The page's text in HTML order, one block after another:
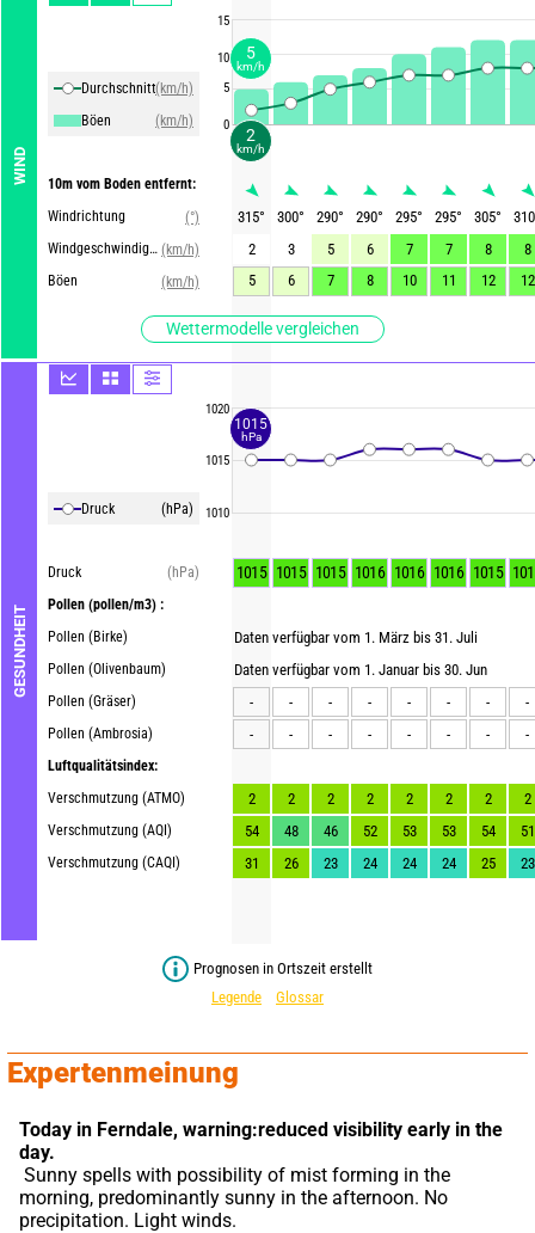
WIND
Durchschnittliche Winde
(km/h)
Böen
(km/h)
10m vom Boden entfernt:
Windrichtung
(°)
Windgeschwindigkeit (km/h)
Böen
(km/h)
Wettermodelle vergleichen
GESUNDHEIT
Druck (hPa)
Druck
(hPa)
Pollen (pollen/m3) :
Pollen (Birke)
Pollen (Olivenbaum)
Pollen (Gräser)
Pollen (Ambrosia)
Luftqualitätsindex:
Verschmutzung (ATMO)
Verschmutzung (AQI)
Verschmutzung (CAQI)
15
10
5
0
1020
1015
1010
315° 300° 290° 290° 295° 295° 305°
310
2
3 5 6 7 7 8
8
5
6 7 8 10 11 12 12
1015 1015 1015 1016 1016 1016 1015
Daten verfügbar vom 1. März bis 31. Juli
Daten verfügbar vom 1. Januar bis 30. Jun
-
- - - - - -
-
-
- - - - - - -
2 2 2 2 2 2 2
2
54
48 46 52 53 53 54
51
31
26 23 24 24 24 25 23
Prognosen in Ortszeit erstellt
Legende
Glossar
Expertenmeinung
Today in Ferndale, warning:reduced visibility early in the
day.
morning, predominantly sunny in the afternoon. No
precipitation. Light winds.
2
km/h
5
km/h
1015
hPa